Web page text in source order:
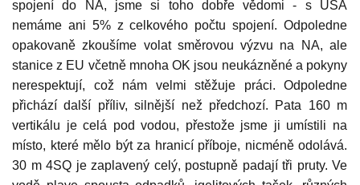
spojení do NA, jsme si toho dobře vědomi - s USA
nemáme ani 5% z celkového počtu spojení. Odpoledne
opakovaně zkoušíme volat směrovou výzvu na NA, ale
stanice z EU včetně mnoha OK jsou neukázněné a pokyny
nerespektují, což nám velmi stěžuje práci. Odpoledne
přichází další příliv, silnější než předchozí. Pata 160 m
vertikálu je celá pod vodou, přestože jsme ji umístili na
místo, které mělo být za hranicí příboje, nicméně odolává.
30 m 4SQ je zaplavený celý, postupně padají tři pruty. Ve